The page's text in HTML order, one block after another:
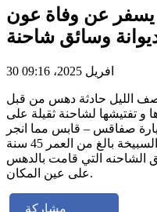
يسفر عن وفاة عون
وسائق شاحنة
30 افريل 2025، 09:16
الليل حادثة دهس من قبل
و تفتيشها لشاحنة ثقيلة على
صفاقس – قابس مما انجر
عنه وفاة عون ديوانة أصيل معتمدية السبيخة بالغ من العمر 45 سنة
الشاحنه التي قامت بالدهس
على عين المكان.
مشاركة